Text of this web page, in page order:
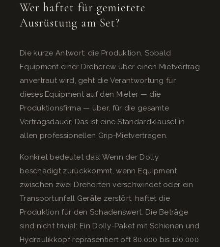
Wer haftet für gemietete
Ausrüstung am Set?
Die kurze Antwort: die Produktion. Sobald
Equipment einer Drehcrew über einen Mietvertrag
anvertraut wird, geht die Verantwortung für
dieses Equipment auf den Mieter — die
Produktionsfirma — über, für die gesamte
Vertragsdauer. Das ist eine Standardklausel in
allen professionellen Grip-Mietverträgen.
Konkret bedeutet das: Wenn der Dolly
beschädigt zurückkommt, wenn Equipment
zwischen zwei Drehorten verschwindet oder ein
Transportunfall Geräte zerstört, haftet die
Produktion für den Schadenswert. Die Beträge
sind nicht trivial: Ein Dolly-Paket mit Schienen und
Hydraulikkopf repräsentiert oft 80.000 bis 120.000